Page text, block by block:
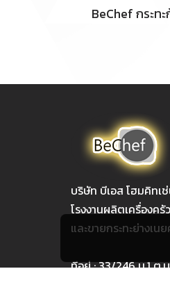
บริษัท บีเอส โฮมคิทเ
โรงงานผลิตเครื่องค
และขายกระทะย่างเ
ทีอยู่ : 33/246 ม.1 ต.